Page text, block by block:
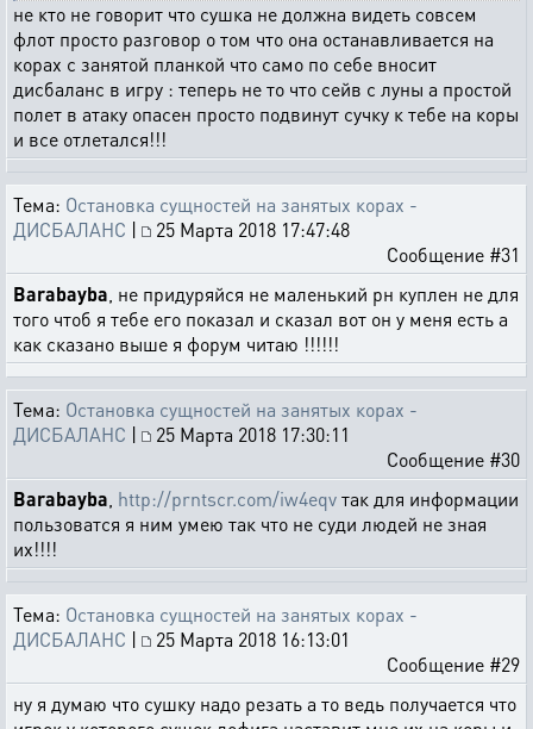
не кто не говорит что сушка не должна видеть совсем
флот просто разговор о том что она останавливается на
корах с занятой планкой что само по себе вносит
дисбаланс в игру : теперь не то что сейв с луны а простой
полет в атаку опасен просто подвинут сучку к тебе на коры
и все отлетался!!!
Тема: Остановка сущностей на занятых корах -
ДИСБАЛАНС |
25 Марта 2018 17:47:48
Сообщение #31
Barabayba , не придуряйся не маленький рн куплен не для
того чтоб я тебе его показал и сказал вот он у меня есть а
как сказано выше я форум читаю !!!!!!
Тема: Остановка сущностей на занятых корах -
ДИСБАЛАНС |
25 Марта 2018 17:30:11
Сообщение #30
Barabayba http://prntscr.com/iw4eqvтак для информации
пользоватся я ним умею так что не суди людей не зная
их!!!!
Тема: Остановка сущностей на занятых корах -
ДИСБАЛАНС |
25 Марта 2018 16:13:01
Сообщение #29
ну я думаю что сушку надо резать а то ведь получается что